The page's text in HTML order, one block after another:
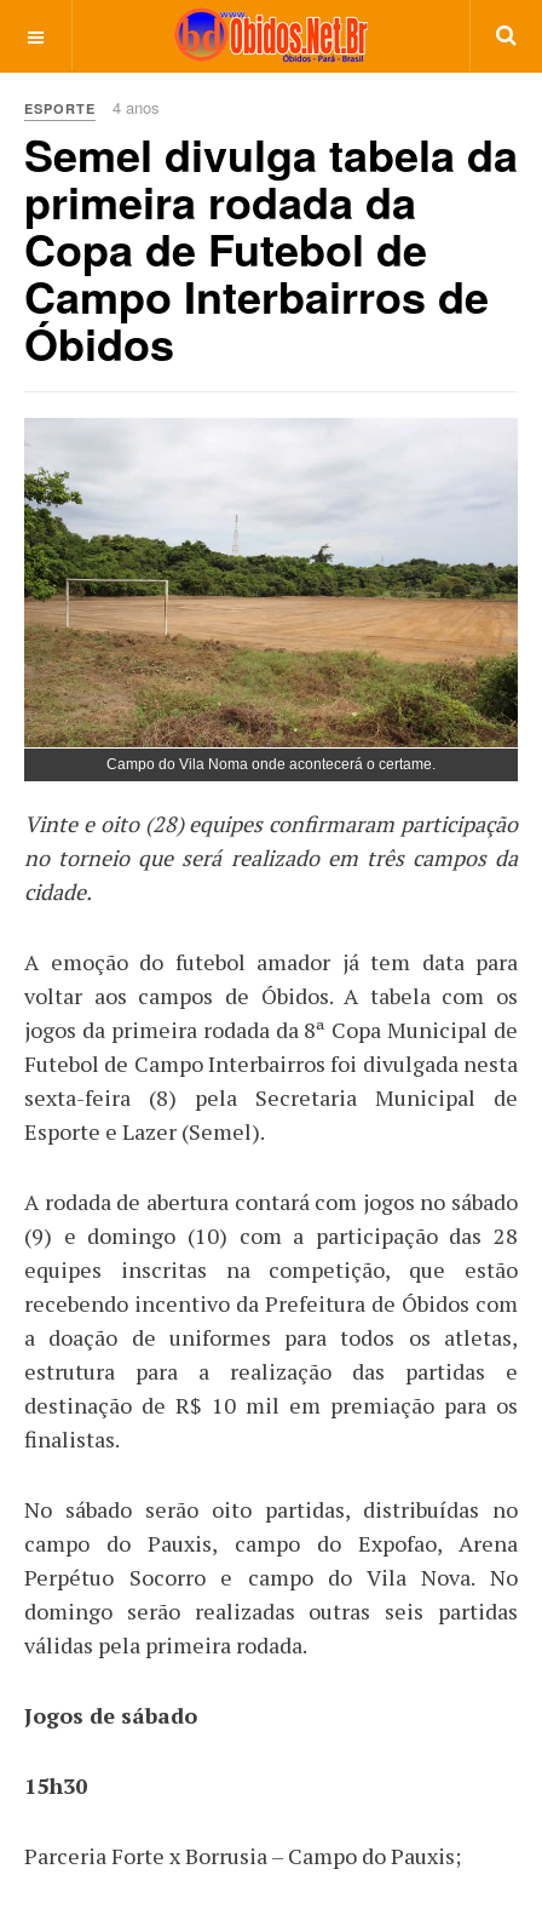
ESPORTE 4 anos
Semel divulga tabela da
primeira rodada da
Copa de Futebol de
Campo Interbairros de
Óbidos
Campo do Vila Noma onde acontecerá o certame.
Vinte e oito (28) equipes confirmaram participação
no torneio que será realizado em três campos da
cidade.
A emoção do futebol amador já tem data para
voltar aos campos de Óbidos. A tabela com os
jogos da primeira rodada da 8ª Copa Municipal de
Futebol de Campo Interbairros foi divulgada nesta
sexta-feira (8) pela Secretaria Municipal de
Esporte e Lazer (Semel).
A rodada de abertura contará com jogos no sábado
(9) e domingo (10) com a participação das 28
equipes inscritas na competição, que estão
recebendo incentivo da Prefeitura de Óbidos com
a doação de uniformes para todos os atletas,
estrutura para a realização das partidas e
destinação de R$ 10 mil em premiação para os
finalistas.
No sábado serão oito partidas, distribuídas no
campo do Pauxis, campo do Expofao, Arena
Perpétuo Socorro e campo do Vila Nova. No
domingo serão realizadas outras seis partidas
válidas pela primeira rodada.
Jogos de sábado
15h30
Parceria Forte x Borrusia – Campo do Pauxis;